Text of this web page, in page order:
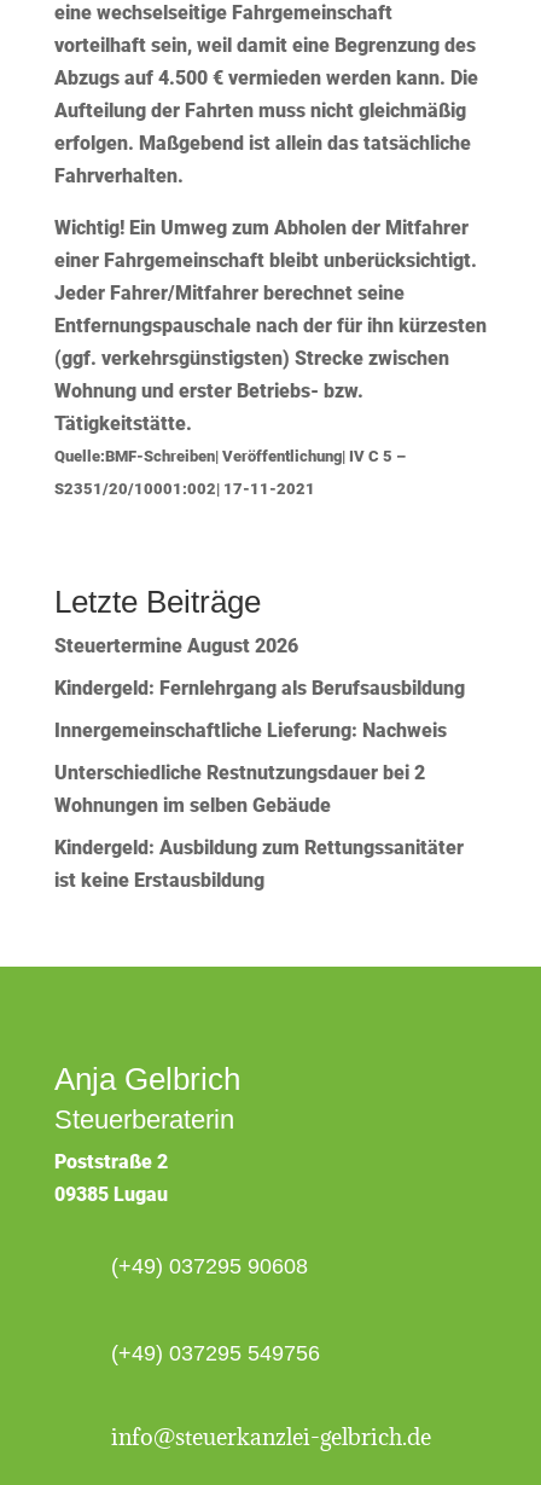
eine wechselseitige Fahrgemeinschaft
vorteilhaft sein, weil damit eine Begrenzung des
Abzugs auf 4.500 € vermieden werden kann. Die
Aufteilung der Fahrten muss nicht gleichmäßig
erfolgen. Maßgebend ist allein das tatsächliche
Fahrverhalten.
Wichtig!Ein Umweg zum Abholen der Mitfahrer
einer Fahrgemeinschaft bleibt unberücksichtigt.
Jeder Fahrer/Mitfahrer berechnet seine
Entfernungspauschale nach der für ihn kürzesten
(ggf. verkehrsgünstigsten) Strecke zwischen
Wohnung und erster Betriebs- bzw.
Tätigkeitstätte.
Quelle:BMF-Schreiben| Veröffentlichung| IV C 5 –
S2351/20/10001:002| 17-11-2021
Letzte Beiträge
Steuertermine August 2026
Kindergeld: Fernlehrgang als Berufsausbildung
Innergemeinschaftliche Lieferung: Nachweis
Unterschiedliche Restnutzungsdauer bei 2
Wohnungen im selben Gebäude
Kindergeld: Ausbildung zum Rettungssanitäter
ist keine Erstausbildung
Anja Gelbrich
Steuerberaterin
Poststraße 2
09385 Lugau
(+49) 037295 90608
(+49) 037295 549756
info@steuerkanzlei-gelbrich.de